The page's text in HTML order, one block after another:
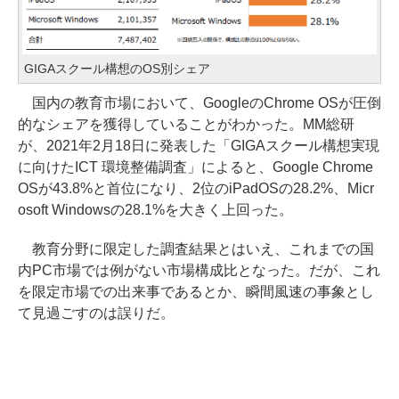
GIGAスクール構想のOS別シェア
国内の教育市場において、GoogleのChrome OSが圧倒
的なシェアを獲得していることがわかった。MM総研
が、2021年2月18日に発表した「GIGAスクール構想実現
に向けたICT 環境整備調査」によると、Google Chrome
OSが43.8%と首位になり、2位のiPadOSの28.2%、Micr
osoft Windowsの28.1%を大きく上回った。
教育分野に限定した調査結果とはいえ、これまでの国
内PC市場では例がない市場構成比となった。だが、これ
を限定市場での出来事であるとか、瞬間風速の事象とし
て見過ごすのは誤りだ。